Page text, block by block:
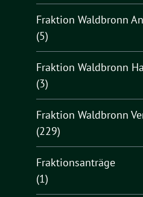
Fraktion Waldbronn
(5)
Fraktion Waldbronn
(3)
Fraktion Waldbronn
(229)
Fraktionsanträge
(1)